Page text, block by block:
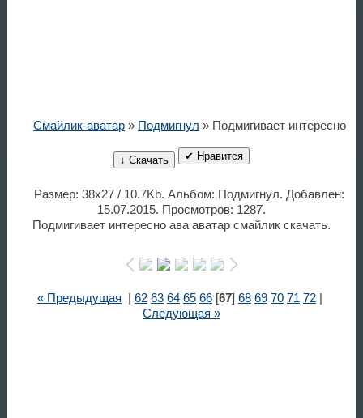
Смайлик-аватар» Подмигнул » Подмигивает интересно
↓ Скачать ✔ Нравится
Размер: 38x27 / 10.7Kb. Альбом: Подмигнул. Добавлен:
15.07.2015. Просмотров: 1287.
Подмигивает интересно ава аватар смайлик скачать.
« Предыдущая 62 63 64 65 66[67] 68 69 70 71 72|
Следующая »